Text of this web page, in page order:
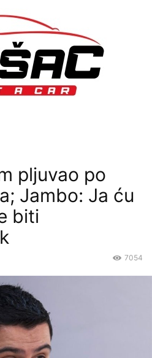
pljuvao po
Jambo: Ja ću
biti
7054